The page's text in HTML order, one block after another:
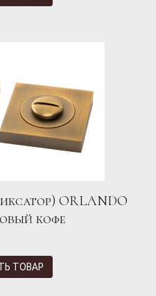
ORLANDO
кофе
ТОВАР